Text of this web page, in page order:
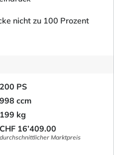
nicht zu 100 Prozent
200 PS
998 ccm
199 kg
CHF 16’409.00
durchschnittlicher Marktpreis